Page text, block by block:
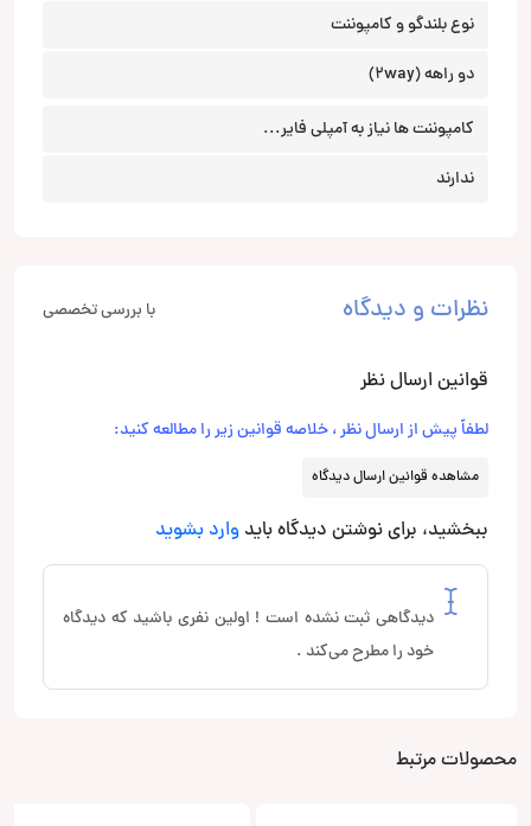
نوع بلندگو و کامپوننت
دو راهه (2way)
کامپوننت ها نیاز به آمپلی فایر...
ندارند
نظرات و دیدگاه با بررسی تخصصی
قوانین ارسال نظر
لطفاً پیش از ارسال نظر ، خلاصه قوانین زیر را مطالعه کنید:
مشاهده قوانین ارسال دیدگاه
ببخشید، برای نوشتن دیدگاه باید وارد بشوید
دیدگاهی ثبت نشده است ! اولین نفری باشید که دیدگاه
خود را مطرح می‌کند .
محصولات مرتبط